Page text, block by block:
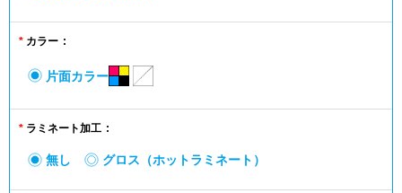
カラー
片面カラー
ラミネート加工
無し グロス（ホットラミネート）